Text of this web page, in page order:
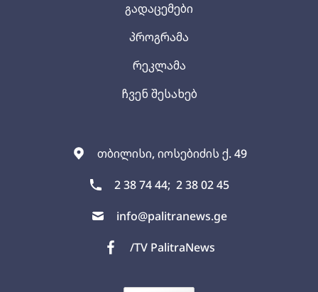
თბილისი, იოსებიძის ქ. 49
2 38 74 44; 2 38 02 45
info@palitranews.ge
/TV PalitraNews
გადაცემები
პროგრამა
რეკლამა
ჩვენ შესახებ